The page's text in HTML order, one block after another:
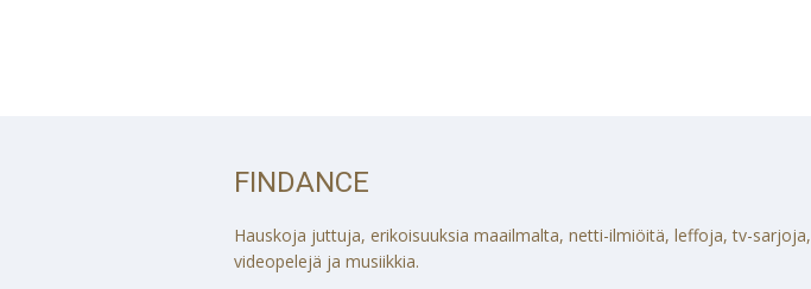
FINDANCE
Hauskoja juttuja, erikoisuuksia maailmalta, netti-ilmiöitä, leffoja, tv-sarjoja,
videopelejä ja musiikkia.